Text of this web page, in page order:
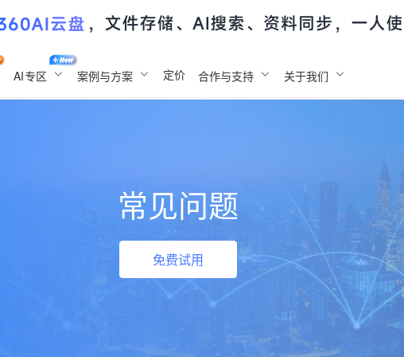
AI专区 案例与方案 定价 合作与支持 关于我们
常见问题
免费试用